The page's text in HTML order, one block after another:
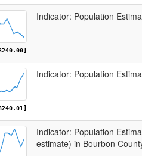
Indicator: Population
Indicator: Population
Indicator: Population
estimate) in Bourbon